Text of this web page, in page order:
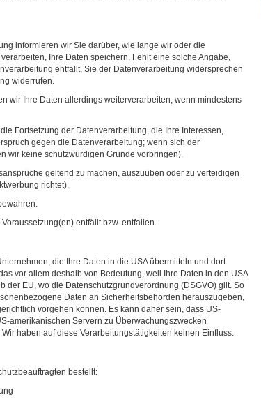
informieren wir Sie darüber, wie lange wir oder die
Ihre Daten speichern. Fehlt eine solche Angabe,
entfällt, Sie der Datenverarbeitung widersprechen
widerrufen.
wir Ihre Daten allerdings weiterverarbeiten, wenn mindestens
Fortsetzung der Datenverarbeitung, die Ihre Interessen,
gegen die Datenverarbeitung; wenn sich der
wir keine schutzwürdigen Gründe vorbringen).
geltend zu machen, auszuüben oder zu verteidigen
richtet).
entfällt bzw. entfallen.
die Ihre Daten in die USA übermitteln und dort
vor allem deshalb von Bedeutung, weil Ihre Daten in den USA
der EU, wo die Datenschutzgrundverordnung (DSGVO) gilt. So
Daten an Sicherheitsbehörden herauszugeben,
vorgehen können. Es kann daher sein, dass US-
amerikanischen Servern zu Überwachungszwecken
haben auf diese Verarbeitungstätigkeiten keinen Einfluss.
bestellt: